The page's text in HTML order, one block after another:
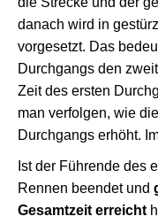
danach wird in
vorgesetzt. Das
Durchgangs den
Zeit des ersten
man verfolgen, wie
Durchgangs erhöht.
Ist der Führende des
Rennen beendet und
Gesamtzeit erreicht